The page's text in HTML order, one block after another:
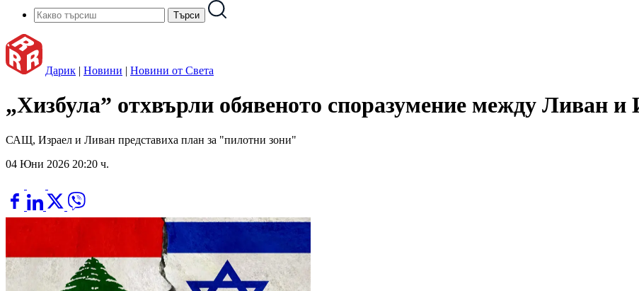
Дарик | Новини | Новини от Света
„Хизбула” отхвърли обявеното споразумение между Ливан и
САЩ, Израел и Ливан представиха план за "пилотни зони"
04 Юни 2026 20:20 ч.